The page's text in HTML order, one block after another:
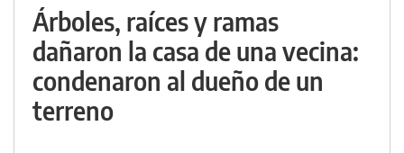
Árboles, raíces y ramas
dañaron la casa de una vecina:
condenaron al dueño de un
terreno